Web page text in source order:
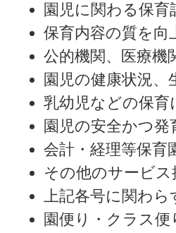
園児に関わる保
保育内容の質を
公的機関、医療機
園児の健康状況
乳幼児などの保育
園児の安全かつ
会計・経理等保育
その他のサービ
上記各号に関わら
園便り・クラス